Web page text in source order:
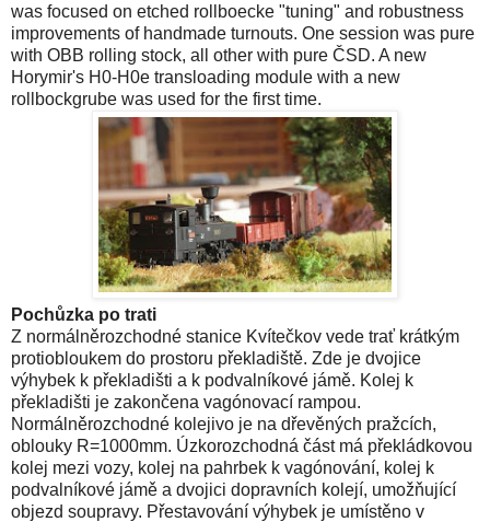
was focused on etched rollboecke "tuning" and robustness
improvements of handmade turnouts. One session was pure
with OBB rolling stock, all other with pure ČSD. A new
Horymir's H0-H0e transloading module with a new
rollbockgrube was used for the first time.
Pochůzka po trati
Z normálněrozchodné stanice Kvítečkov vede trať krátkým
protiobloukem do prostoru překladiště. Zde je dvojice
výhybek k překladišti a k podvalníkové jámě. Kolej k
překladišti je zakončena vagónovací rampou.
Normálněrozchodné kolejivo je na dřevěných pražcích,
oblouky R=1000mm. Úzkorozchodná část má překládkovou
kolej mezi vozy, kolej na pahrbek k vagónování, kolej k
podvalníkové jámě a dvojici dopravních kolejí, umožňující
objezd soupravy. Přestavování výhybek je umístěno v